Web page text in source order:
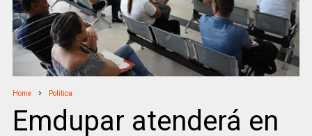
Home Politica
Emdupar atenderá en